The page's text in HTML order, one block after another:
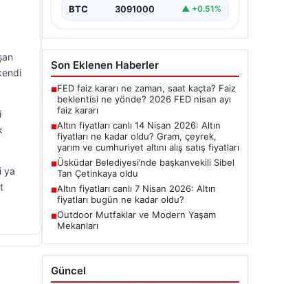
ya
BTC 3091000 ▲ +0.51%
Son Eklenen Haberler
■FED faiz kararı ne zaman, saat kaçta? Faiz
beklentisi ne yönde? 2026 FED nisan ayı
faiz kararı
■Altın fiyatları canlı 14 Nisan 2026: Altın
fiyatları ne kadar oldu? Gram, çeyrek,
yarım ve cumhuriyet altını alış satış fiyatları
■Üsküdar Belediyesi’nde başkanvekili Sibel
Tan Çetinkaya oldu
■Altın fiyatları canlı 7 Nisan 2026: Altın
fiyatları bugün ne kadar oldu?
■Outdoor Mutfaklar ve Modern Yaşam
Mekanları
Güncel